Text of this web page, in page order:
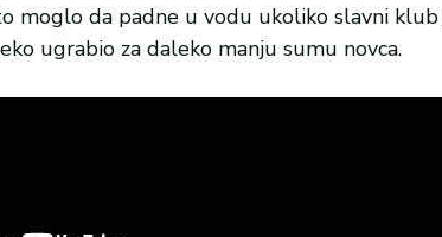
moglo da padne u vodu ukoliko slavni
ugrabio za daleko manju sumu novca.